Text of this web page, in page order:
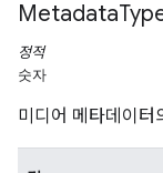
Metadata
정적
숫자
미디어 메타데이터